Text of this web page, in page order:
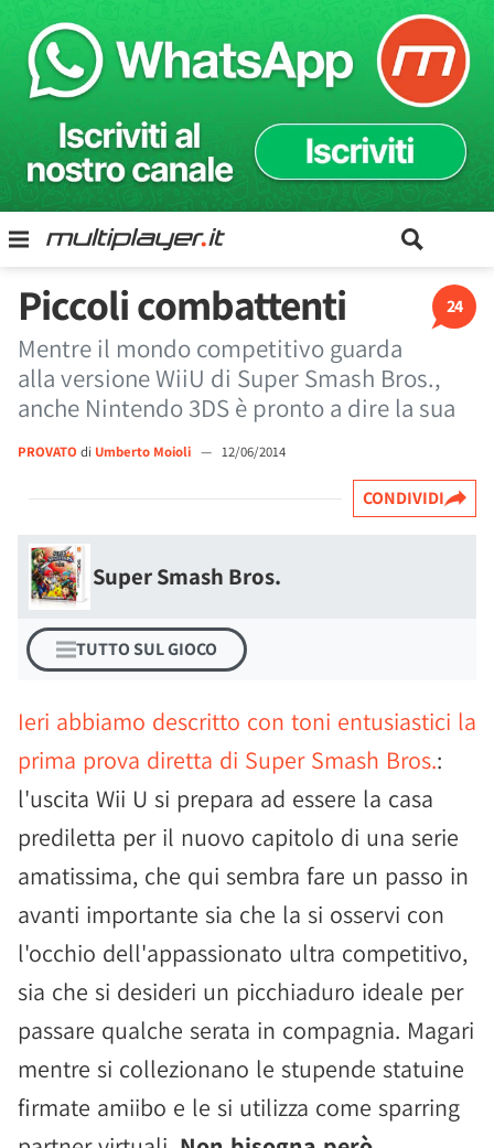
24
Piccoli combattenti
Mentre il mondo competitivo guarda
alla versione WiiU di Super Smash Bros.,
anche Nintendo 3DS è pronto a dire la sua
PROVATO di Umberto Moioli — 12/06/2014
CONDIVIDI
Super Smash Bros.
TUTTO SUL GIOCO
Ieri abbiamo descritto con toni entusiastici la
prima prova diretta di Super Smash Bros.:
l'uscita Wii U si prepara ad essere la casa
prediletta per il nuovo capitolo di una serie
amatissima, che qui sembra fare un passo in
avanti importante sia che la si osservi con
l'occhio dell'appassionato ultra competitivo,
sia che si desideri un picchiaduro ideale per
passare qualche serata in compagnia. Magari
mentre si collezionano le stupende statuine
firmate amiibo e le si utilizza come sparring